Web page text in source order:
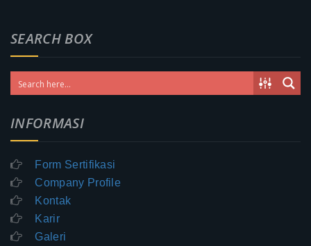
SEARCH BOX
INFORMASI
Form Sertifikasi
Company Profile
Kontak
Karir
Galeri